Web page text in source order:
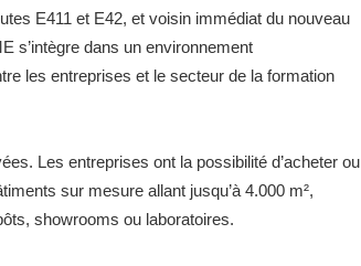
E411 et E42, et voisin immédiat du nouveau
s’intègre dans un environnement
les entreprises et le secteur de la formation
Les entreprises ont la possibilité d’acheter ou
sur mesure allant jusqu’à 4.000 m²,
showrooms ou laboratoires.